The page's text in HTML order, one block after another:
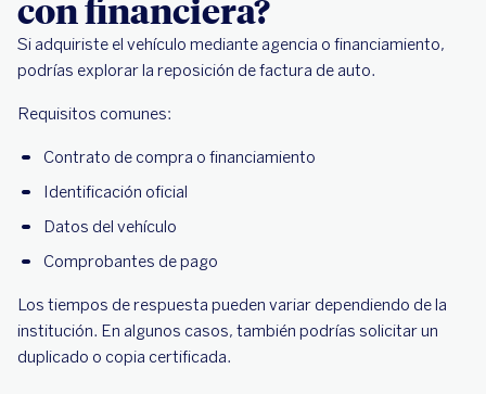
con financiera?
Si adquiriste el vehículo mediante agencia o financiamiento,
podrías explorar la reposición de factura de auto.
Requisitos comunes:
Contrato de compra o financiamiento
Identificación oficial
Datos del vehículo
Comprobantes de pago
Los tiempos de respuesta pueden variar dependiendo de la
institución. En algunos casos, también podrías solicitar un
duplicado o copia certificada.